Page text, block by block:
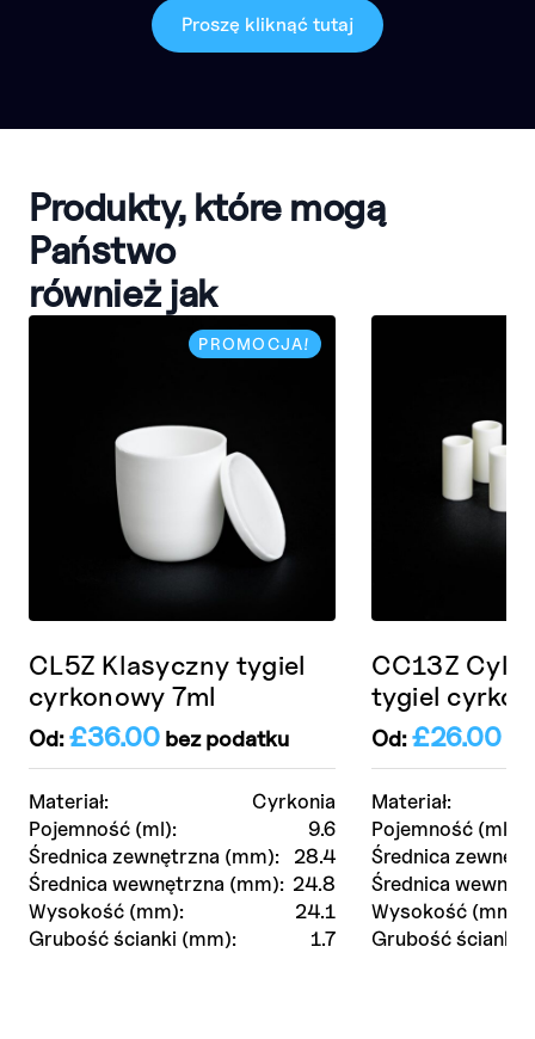
Proszę kliknąć tutaj
Produkty, które mogą
Państwo
również jak
PROMOCJA!
Materiał:
Cyrkonia
Pojemność (ml):
9.6
Średnica zewnętrzna (mm):
28.4
Średnica wewnętrzna (mm): 24.8
Wysokość (mm):
24.1
Grubość ścianki (mm):
1.7
CL5Z Klasyczny tygiel
cyrkonowy 7ml
Od:£36.00 bez podatku
Materiał:
Pojemność (ml):
Średnica
Średnica
Wysokość (mm):
Grubość ścianki
CC13Z
tygiel
Od:£26.00